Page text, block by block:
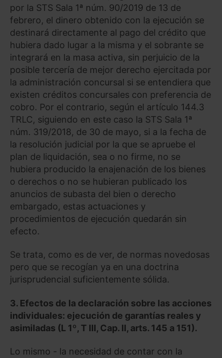
por la STS Sala 1ª núm. 90/2019 de 13 de
febrero, el dinero obtenido con la ejecución se
destinará directamente al pago del crédito que
hubiera dado lugar a la misma y el sobrante se
integrará en la masa activa, sin perjuicio de la
posible tercería de mejor derecho ejercitada por
la administración concursal si se entendiera que
existen créditos concursales con preferencia de
cobro. Por el contrario, según el artículo 144.3
TRLC, siguiendo en este caso la STS Sala 1ª
núm. 319/2018, de 30 de mayo, si a la fecha de
la resolución judicial por la que se apruebe el
plan de liquidación, sea o no firme, no se
hubiera producido la enajenación de los bienes
o derechos o no se hubieran publicado los
anuncios de subasta del bien o derecho
embargado, estas actuaciones y
procedimientos de ejecución quedarán sin
efecto.
Se trata, como es de ver, de normas novedosas
pero que se recogían ya en una doctrina
jurisprudencial suficientemente sólida.
3. Efectos de la declaración sobre las acciones
individuales: ejecución de garantías reales y
asimiladas (L 1º, T III, Cap. II, arts. 145 a 151).
Lo mismo - la necesidad de contar con la